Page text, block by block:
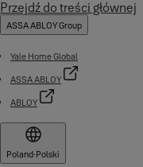
Przejdź do treści głównej
ASSA ABLOY Group
Yale Home Global
ASSA ABLOY
ABLOY
Poland·Polski